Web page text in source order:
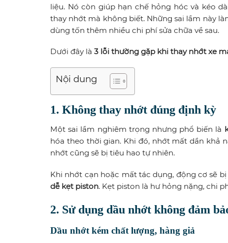
liệu. Nó còn giúp hạn chế hỏng hóc và kéo
thay nhớt mà không biết. Những sai lầm này
dùng tốn thêm nhiều chi phí sửa chữa về sau.
Dưới đây là 3 lỗi thường gặp khi thay nhớt xe
Nội dung
1. Không thay nhớt đúng định kỳ
Một sai lầm nghiêm trọng nhưng phổ biến là
hóa theo thời gian. Khi đó, nhớt mất dần khả
nhớt cũng sẽ bị tiêu hao tự nhiên.
Khi nhớt cạn hoặc mất tác dụng, động cơ sẽ
dễ kẹt piston. Kẹt piston là hư hỏng nặng, chi
2. Sử dụng dầu nhớt không đảm
Dầu nhớt kém chất lượng, hàng giả